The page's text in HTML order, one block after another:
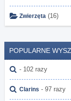
Zwierzęta (16)
POPULARNE
- 102 razy
Clarins - 97 razy